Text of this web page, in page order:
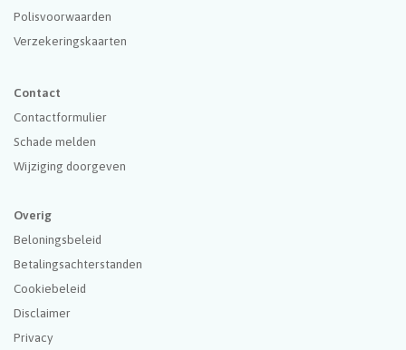
Polisvoorwaarden
Verzekeringskaarten
Contact
Contactformulier
Schade melden
Wijziging doorgeven
Overig
Beloningsbeleid
Betalingsachterstanden
Cookiebeleid
Disclaimer
Privacy